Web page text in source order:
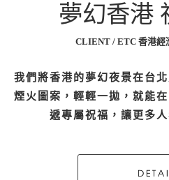
夢幻香港
CLIENT / ETC 香港經
我們將香港的夢幻夜景在台
煙火圖案，輕輕一拋，就能
遞專屬祝福，讓更多